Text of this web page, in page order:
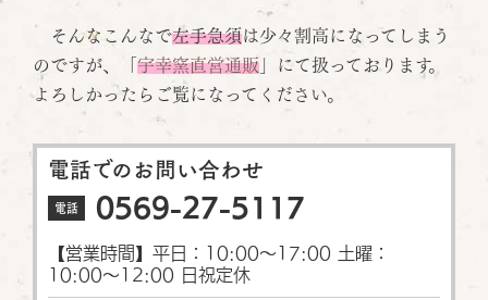
そんなこんなで左手急須は少々割高になってしまう
のですが、「 宇幸窯直営通販 」にて扱っております。
よろしかったらご覧になってください。
電話でのお問い合わせ
電話 0569-27-5117
【営業時間】平日：10:00〜17:00 土曜：
10:00〜12:00 日祝定休